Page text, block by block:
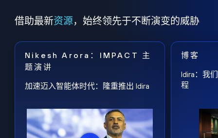
借助最新资源，始终领先于不断演变的威胁
Nikesh Arora：IMPACT 主
题演讲
加速迈入智能体时代：隆重推出 Idira
博客
Idira：我
程